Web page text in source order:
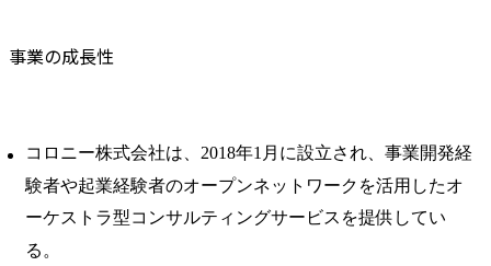
事業の成長性
コロニー株式会社は、2018年1月に設立され、事業開発経
験者や起業経験者のオープンネットワークを活用したオ
ーケストラ型コンサルティングサービスを提供してい
る。 ​